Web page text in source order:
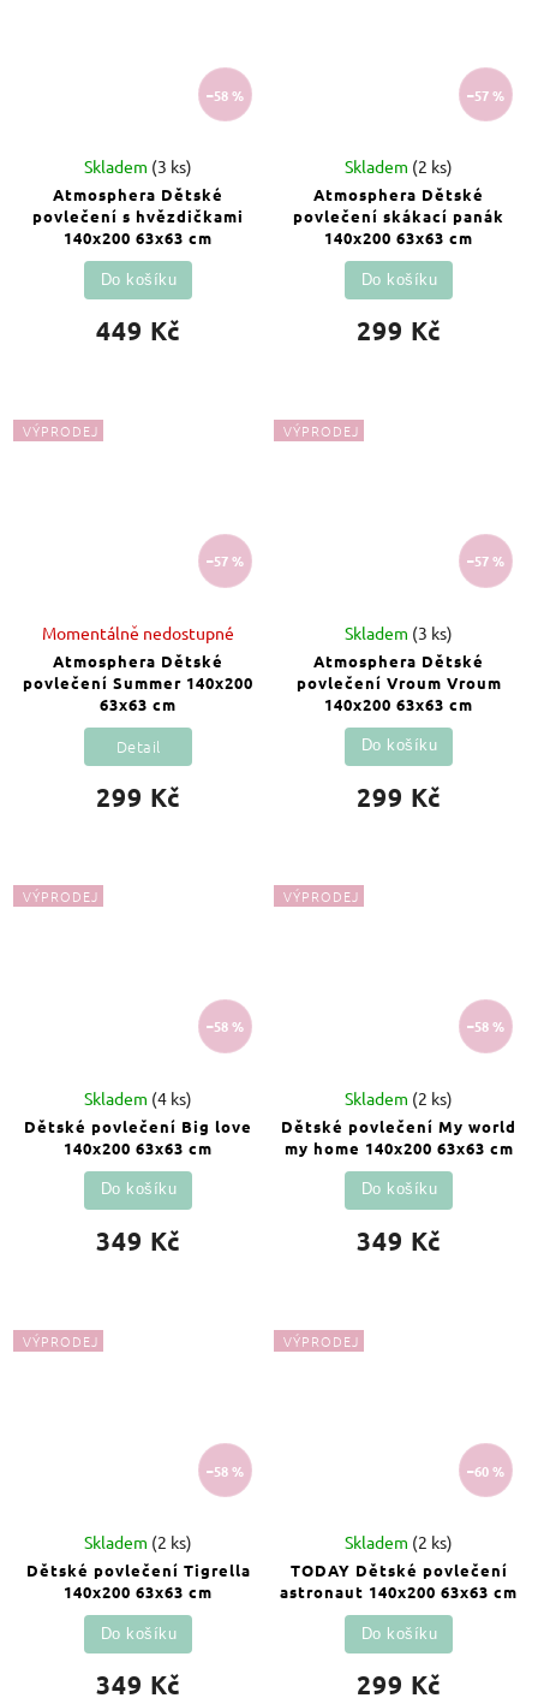
–58 %
Atmosphera Dětské
povlečení s hvězdičkami
140x200 63x63 cm
Skladem (3 ks)
449 Kč
Do košíku
–57 %
Atmosphera Dětské
povlečení skákací panák
140x200 63x63 cm
Skladem (2 ks)
299 Kč
Do košíku
VÝPRODEJ
–57 %
Atmosphera Dětské
povlečení Summer 140x200
63x63 cm
Momentálně nedostupné
299 Kč
Detail
VÝPRODEJ
–57 %
Atmosphera Dětské
povlečení Vroum Vroum
140x200 63x63 cm
Skladem (3 ks)
299 Kč
Do košíku
VÝPRODEJ
–58 %
Dětské povlečení Big love
140x200 63x63 cm
Skladem (4 ks)
349 Kč
Do košíku
VÝPRODEJ
–58 %
Dětské povlečení My world
my home 140x200 63x63 cm
Skladem (2 ks)
349 Kč
Do košíku
VÝPRODEJ
–58 %
Dětské povlečení Tigrella
140x200 63x63 cm
Skladem (2 ks)
349 Kč
Do košíku
VÝPRODEJ
–60 %
TODAY Dětské povlečení
astronaut 140x200 63x63 cm
Skladem (2 ks)
299 Kč
Do košíku